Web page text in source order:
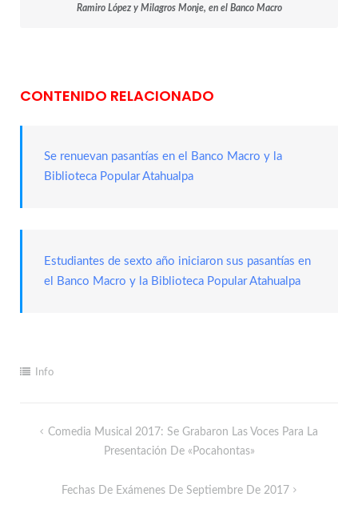
Ramiro López y Milagros Monje, en el Banco Macro
CONTENIDO RELACIONADO
Se renuevan pasantías en el Banco Macro y la
Biblioteca Popular Atahualpa
Estudiantes de sexto año iniciaron sus pasantías en
el Banco Macro y la Biblioteca Popular Atahualpa
Info
Comedia Musical 2017: Se Grabaron Las Voces Para La
Presentación De «Pocahontas»
Fechas De Exámenes De Septiembre De 2017